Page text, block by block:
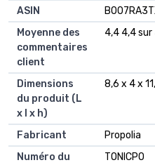
ASIN
Moyenne des
commentaires
client
4,4 4,4 sur
Dimensions
du produit (L
x l x h)
8,6 x 4 x
Fabricant
Propolia
Numéro du
TONICPO